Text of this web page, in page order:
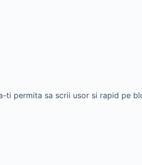
ti permita sa scrii usor si rapid pe